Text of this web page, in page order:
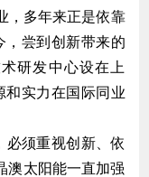
多年来正是依靠
，尝到创新带来的
研发中心设在上
和实力在国际同业
须重视创新、依
澳太阳能一直加强